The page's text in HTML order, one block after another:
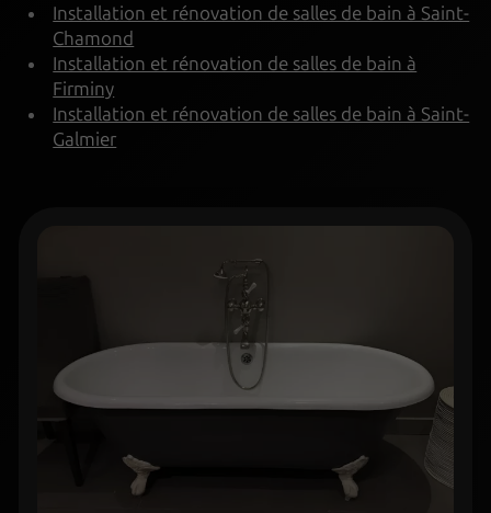
Installation et rénovation de salles de bain à Saint-
Chamond
Installation et rénovation de salles de bain à
Firminy
Installation et rénovation de salles de bain à Saint-
Galmier